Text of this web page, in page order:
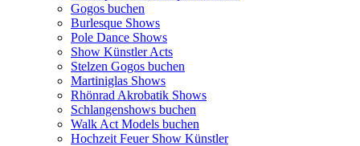
Gogos buchen
Burlesque Shows
Pole Dance Shows
Show Künstler Acts
Stelzen Gogos buchen
Martiniglas Shows
Rhönrad Akrobatik Shows
Schlangenshows buchen
Walk Act Models buchen
Hochzeit Feuer Show Künstler